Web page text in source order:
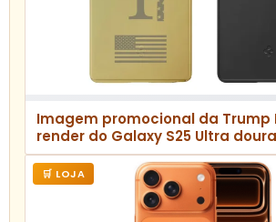
Imagem promocional da Trump
render do Galaxy S25 Ultra
fosse o T1 Phone
🛒 LOJA